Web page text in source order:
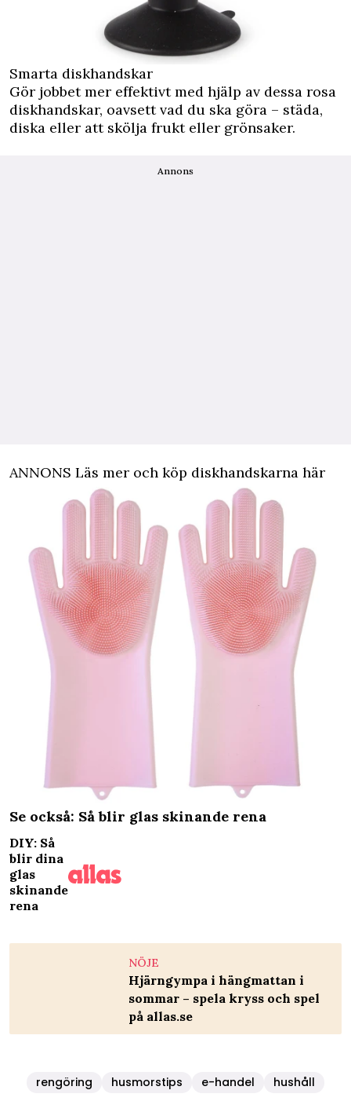
Smarta diskhandskar
Gör jobbet mer effektivt med hjälp av dessa rosa
diskhandskar, oavsett vad du ska göra – städa,
diska eller att skölja frukt eller grönsaker.
Annons
ANNONS Läs mer och köp diskhandskarna här
Se också: Så blir glas skinande rena
DIY: Så
blir dina
glas
skinande
rena
NÖJE
Hjärngympa i hängmattan i
sommar – spela kryss och spel
på allas.se
rengöring husmorstips e-handel hushåll